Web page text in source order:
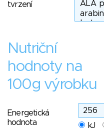
tvrzení
Nutriční
hodnoty na
100g výrobku
Energetická
hodnota
kJ